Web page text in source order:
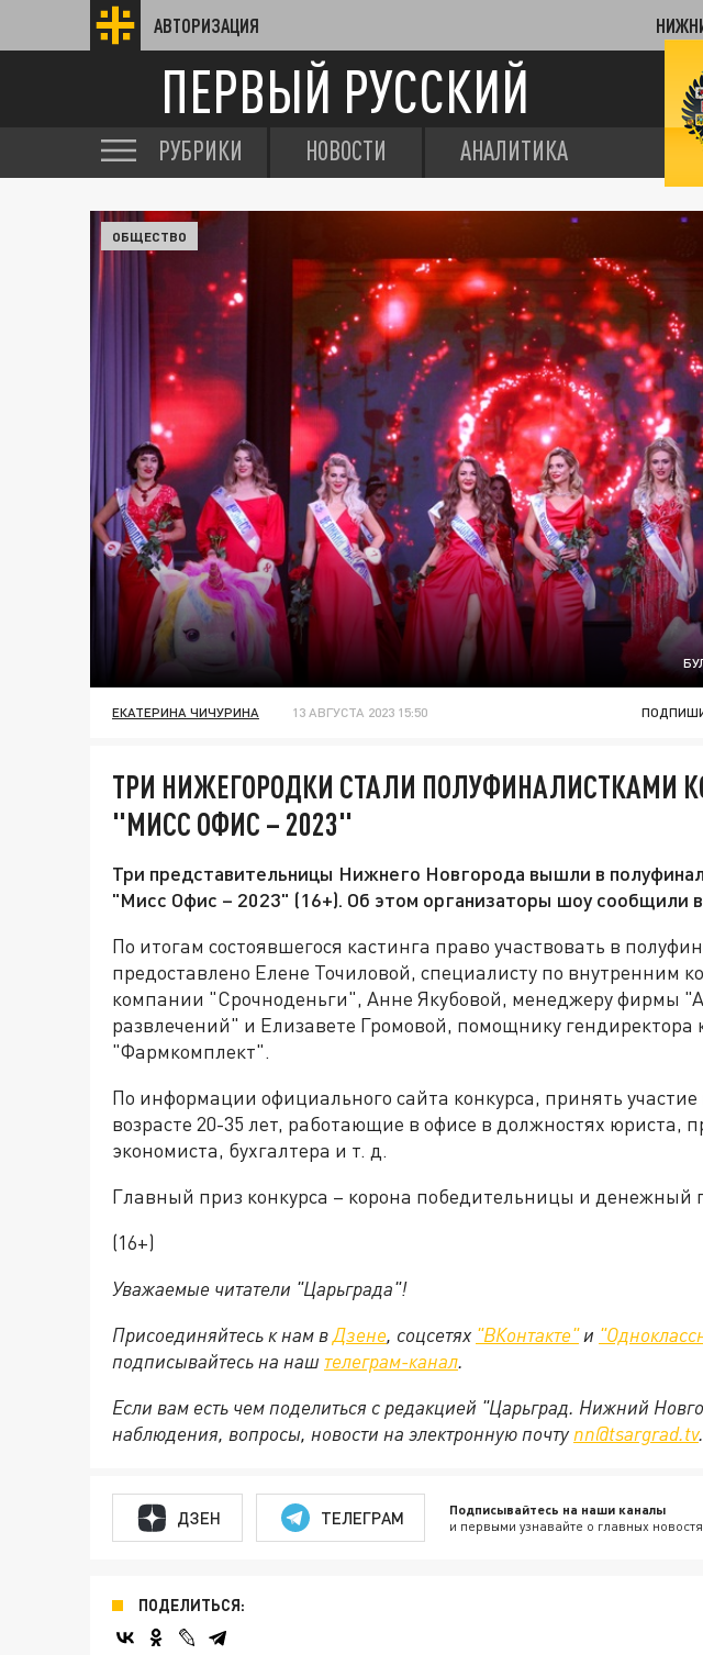
АВТОРИЗАЦИЯ
ПЕРВЫЙ РУССКИЙ
РУБРИКИ НОВОСТИ АНАЛИТИКА
ОБЩЕСТВО
ЕКАТЕРИНА ЧИЧУРИНА 13 АВГУСТА 2023 15:50
ТРИ НИЖЕГОРОДКИ СТАЛИ ПОЛУФИНАЛИСТКАМИ
"МИСС ОФИС – 2023"
Три представительницы Нижнего Новгорода вышли в
"Мисс Офис – 2023" (16+). Об этом организаторы шоу сообщили
По итогам состоявшегося кастинга право участвовать в
предоставлено Елене Точиловой, специалисту по внутренним
компании "Срочноденьги", Анне Якубовой, менеджеру фирмы
развлечений" и Елизавете Громовой, помощнику гендиректора
"Фармкомплект".
По информации официального сайта конкурса, принять
возрасте 20-35 лет, работающие в офисе в должностях юриста,
экономиста, бухгалтера и т. д.
Главный приз конкурса – корона победительницы и денежный
(16+)
Уважаемые читатели "Царьграда"!
Присоединяйтесь к нам вДзене, соцсетях "ВКонтакте"и
подписывайтесь на наш телеграм-канал.
Если вам есть чем поделиться с редакцией "Царьград. Нижний
наблюдения, вопросы, новости на электронную почту nn@tsargrad.tv.
ДЗЕН ТЕЛЕГРАМ Подписывайтесь на наши каналы
и первыми узнавайте о главных
ПОДЕЛИТЬСЯ: